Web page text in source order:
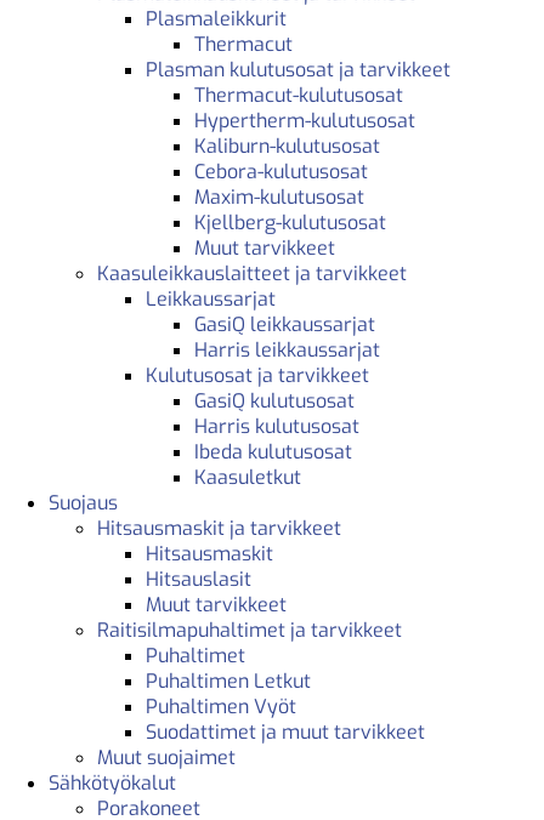
Plasmaleikkurit
Thermacut
Plasman kulutusosat ja tarvikkeet
Thermacut-kulutusosat
Hypertherm-kulutusosat
Kaliburn-kulutusosat
Cebora-kulutusosat
Maxim-kulutusosat
Kjellberg-kulutusosat
Muut tarvikkeet
Kaasuleikkauslaitteet ja tarvikkeet
Leikkaussarjat
GasiQ leikkaussarjat
Harris leikkaussarjat
Kulutusosat ja tarvikkeet
GasiQ kulutusosat
Harris kulutusosat
Ibeda kulutusosat
Kaasuletkut
Suojaus
Hitsausmaskit ja tarvikkeet
Hitsausmaskit
Hitsauslasit
Muut tarvikkeet
Raitisilmapuhaltimet ja tarvikkeet
Puhaltimet
Puhaltimen Letkut
Puhaltimen Vyöt
Suodattimet ja muut tarvikkeet
Muut suojaimet
Sähkötyökalut
Porakoneet